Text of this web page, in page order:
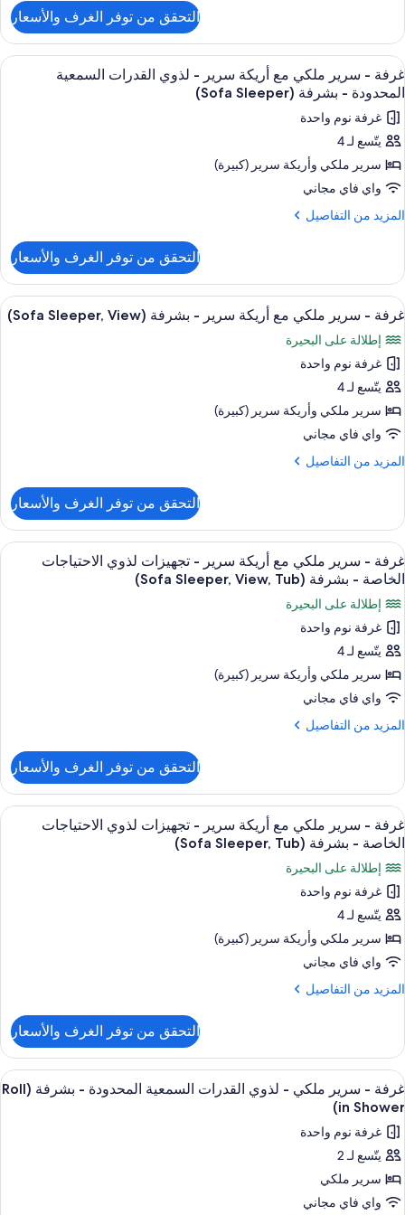
سرير
بشرفة
(Sofa
Sleeper)
غرفة
سرير
ملكي
مع
أريكة
سرير
بشرفة
(Sofa
Sleeper)
التحقق من توفر الغرف والأسعار
استعراض
جميع
صور
غرفة
-
سرير
ملكي
مع
-
لذوي
القدرات
السمعية
المحدودة
-
بشرفة
(Sofa
Sleeper)
أغطية فراش متميزة وخزنة داخل
4
غرفة - سرير ملكي مع أريكة سرير - لذوي القدرات السمعية
المحدودة - بشرفة (Sofa Sleeper)
غرفة نوم واحدة
يتّسع لـ 4
سرير ملكي‫‬ وأريكة سرير (كبيرة)
واي فاي مجاني
المزيد من التفاصيل
المزيد
غرفة
سرير
ملكي
مع
أريكة
سرير
-
لذوي
القدرات
السمعية
المحدودة
Sleeper)
التحقق من توفر الغرف والأسعار
استعراض
جميع
صور
غرفة
-
سرير
ملكي
مع
أريكة
بشرفة
(Sofa
Sleeper,
View)
أغطية فراش متميزة وخزنة داخل
4
غرفة - سرير ملكي مع أريكة سرير - بشرفة (Sofa Sleeper, View)
إطلالة على البحيرة
غرفة نوم واحدة
يتّسع لـ 4
سرير ملكي‫‬ وأريكة سرير (كبيرة)
واي فاي مجاني
المزيد من التفاصيل
المزيد
غرفة
سرير
ملكي
أريكة
سرير
بشرفة
(Sofa
Sleeper,
View)
التحقق من توفر الغرف والأسعار
استعراض
جميع
غرفة
-
سرير
ملكي
مع
أريكة
سرير
تجهيزات
لذوي
الاحتياجات
الخاصة
-
بشرفة
(Sofa
Sleeper,
View,
Tub)
أغطية فراش متميزة وخزنة داخل
4
غرفة - سرير ملكي مع أريكة سرير - تجهيزات لذوي الاحتياجات
الخاصة - بشرفة (Sofa Sleeper, View, Tub)
إطلالة على البحيرة
غرفة نوم واحدة
يتّسع لـ 4
سرير ملكي‫‬ وأريكة سرير (كبيرة)
واي فاي مجاني
المزيد من التفاصيل
المزيد
غرفة
سرير
ملكي
أريكة
سرير
تجهيزات
لذوي
الاحتياجات
الخاصة
-
بشرفة
View,
Tub)
التحقق من توفر الغرف والأسعار
استعراض
جميع
غرفة
-
سرير
ملكي
مع
أريكة
سرير
تجهيزات
لذوي
الاحتياجات
الخاصة
-
بشرفة
(Sofa
Sleeper,
Tub)
أغطية فراش متميزة وخزنة داخل
4
غرفة - سرير ملكي مع أريكة سرير - تجهيزات لذوي الاحتياجات
الخاصة - بشرفة (Sofa Sleeper, Tub)
إطلالة على البحيرة
غرفة نوم واحدة
يتّسع لـ 4
سرير ملكي‫‬ وأريكة سرير (كبيرة)
واي فاي مجاني
المزيد من التفاصيل
المزيد
غرفة
سرير
ملكي
أريكة
سرير
تجهيزات
لذوي
التحقق من توفر الغرف والأسعار
استعراض
جميع
صور
غرفة
-
سرير
ملكي
أغطية فراش متميزة وخزنة داخل
4
غرفة - سرير ملكي - لذوي القدرات السمعية المحدودة - بشرفة (Roll
in Shower)
غرفة نوم واحدة
يتّسع لـ 2
سرير ملكي
واي فاي مجاني